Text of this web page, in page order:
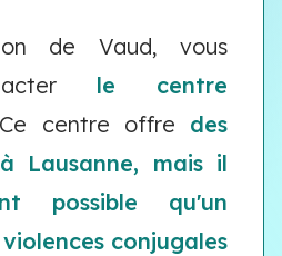
de Vaud, vous
le centre
centre offre des
Lausanne, mais il
possible qu'un
conjugales